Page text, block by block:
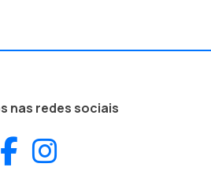
nas redes sociais
Facebook